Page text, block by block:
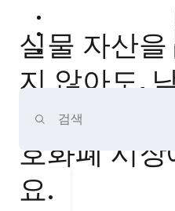
실물 자산
지 않아도,
와 강력한
호화폐 시
요.